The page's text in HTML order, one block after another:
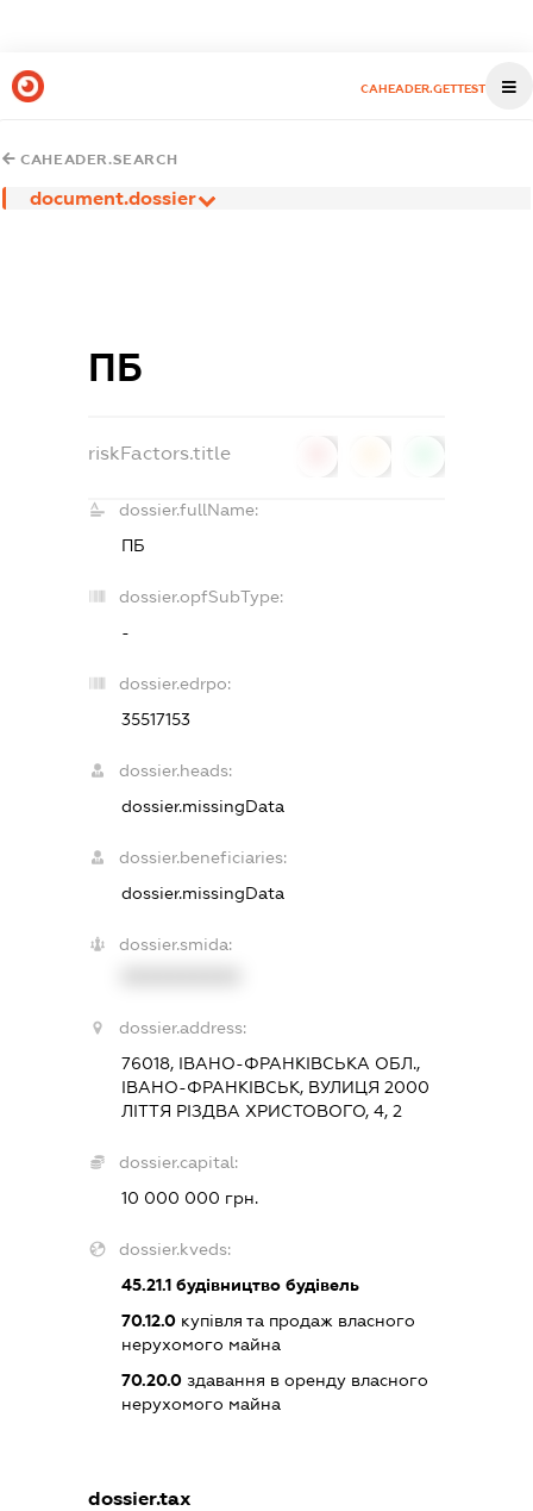
CAHEADER.GETTEST
CAHEADER.SEARCH
document.dossier
ПБ
riskFactors.title
dossier.fullName:
ПБ
dossier.opfSubType:
-
dossier.edrpo:
35517153
dossier.heads:
dossier.missingData
dossier.beneficiaries:
dossier.missingData
dossier.smida:
dossier.address:
76018, ІВАНО-ФРАНКІВСЬКА ОБЛ.,
ІВАНО-ФРАНКІВСЬК, ВУЛИЦЯ 2000
ЛІТТЯ РІЗДВА ХРИСТОВОГО, 4, 2
dossier.capital:
10 000 000 грн.
dossier.kveds:
45.21.1 будівництво будівель
70.12.0 купівля та продаж власного
нерухомого майна
70.20.0 здавання в оренду власного
нерухомого майна
dossier.tax